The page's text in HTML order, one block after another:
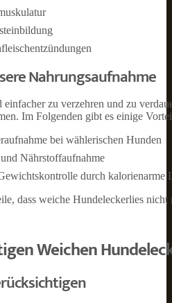
Nahrungsaufnahme
zu verzehren und zu
Im Folgenden gibt es einige
bei wählerischen Hunden
Nährstoffaufnahme
durch kalorienarme
dass weiche Hundeleckerlies
Weichen